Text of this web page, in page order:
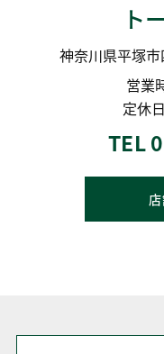
ト
神奈川県平塚
営業
定休
TEL